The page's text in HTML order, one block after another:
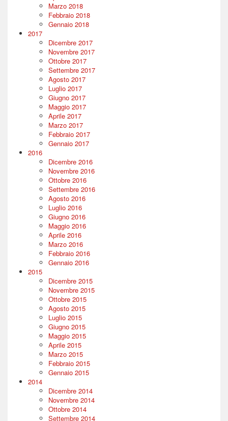
Marzo 2018
Febbraio 2018
Gennaio 2018
2017
Dicembre 2017
Novembre 2017
Ottobre 2017
Settembre 2017
Agosto 2017
Luglio 2017
Giugno 2017
Maggio 2017
Aprile 2017
Marzo 2017
Febbraio 2017
Gennaio 2017
2016
Dicembre 2016
Novembre 2016
Ottobre 2016
Settembre 2016
Agosto 2016
Luglio 2016
Giugno 2016
Maggio 2016
Aprile 2016
Marzo 2016
Febbraio 2016
Gennaio 2016
2015
Dicembre 2015
Novembre 2015
Ottobre 2015
Agosto 2015
Luglio 2015
Giugno 2015
Maggio 2015
Aprile 2015
Marzo 2015
Febbraio 2015
Gennaio 2015
2014
Dicembre 2014
Novembre 2014
Ottobre 2014
Settembre 2014